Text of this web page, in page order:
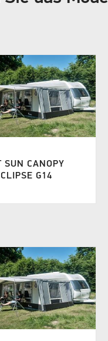
SUN CANOPY
G14